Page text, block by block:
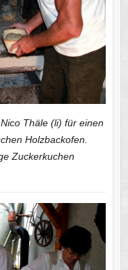
Thäle (li) für einen
Holzbackofen.
Zuckerkuchen